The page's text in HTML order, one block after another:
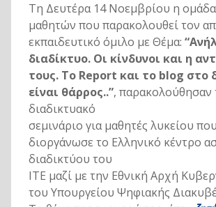
Τη Δευτέρα 14 Νοεμβρίου η
μαθητών που παρακολουθεί τον
εκπαιδευτικό όμιλο με Θέμα:
διαδίκτυο. Οι κίνδυνοι και η
τους. Το Report και το blog στο
είναι θάρρος..”, παρακολούθησαν
διαδικτυακό
σεμινάριο για μαθητές λυκείου που
διοργάνωσε το Ελληνικό κέντρο
διαδικτύου του
ΙΤΕ μαζί με την Εθνική Αρχή
του Υπουργείου Ψηφιακής